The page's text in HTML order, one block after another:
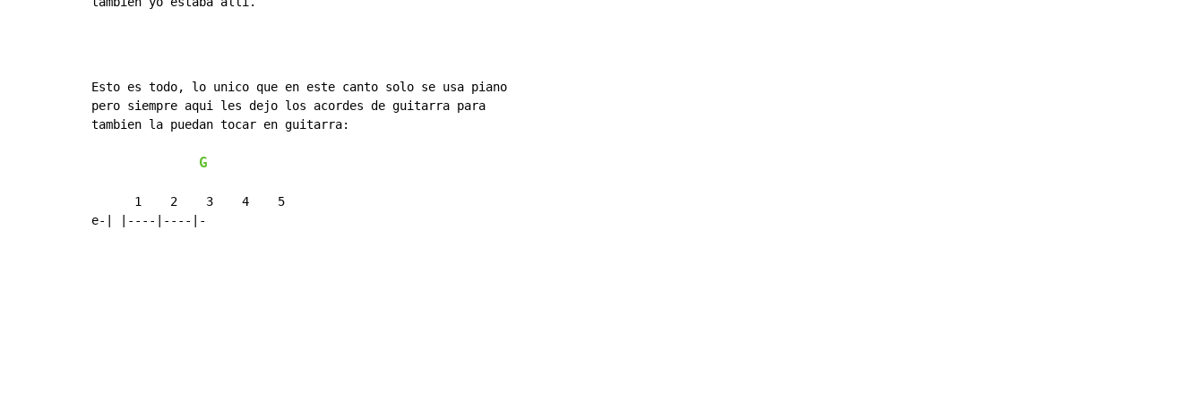
Esto es todo, lo unico que en este canto solo se usa piano
pero siempre aqui les dejo los acordes de guitarra para
tambien la puedan tocar en guitarra:
G
      1    2    3    4    5
e-| |----|----|-